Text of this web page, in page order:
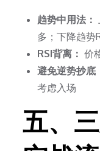
趋势中用法：
多；下降趋势
RSI背离： 价
避免逆势抄底
考虑入场
五、